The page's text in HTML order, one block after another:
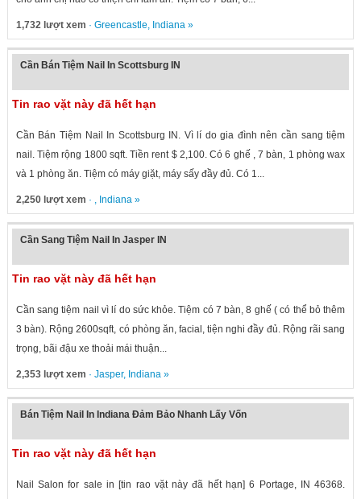
1,732 lượt xem · Greencastle, Indiana»
Cần Bán Tiệm Nail In Scottsburg IN
Tin rao vặt này đã hết hạn
Cần Bán Tiệm Nail In Scottsburg IN. Vì lí do gia đình nên cần sang tiệm
nail. Tiệm rộng 1800 sqft. Tiền rent $ 2,100. Có 6 ghế , 7 bàn, 1 phòng wax
và 1 phòng ăn. Tiệm có máy giặt, máy sấy đầy đủ. Có 1...
2,250 lượt xem · , Indiana»
Cần Sang Tiệm Nail In Jasper IN
Tin rao vặt này đã hết hạn
Cần sang tiệm nail vì lí do sức khỏe. Tiệm có 7 bàn, 8 ghế ( có thể bỏ thêm
3 bàn). Rộng 2600sqft, có phòng ăn, facial, tiện nghi đầy đủ. Rộng rãi sang
trọng, bãi đậu xe thoải mái thuận...
2,353 lượt xem · Jasper, Indiana»
Bán Tiệm Nail In Indiana Đảm Bảo Nhanh Lấy Vốn
Tin rao vặt này đã hết hạn
Nail Salon for sale in [tin rao vặt này đã hết hạn] 6 Portage, IN 46368.